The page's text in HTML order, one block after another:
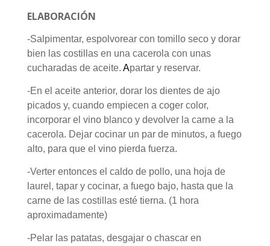
ELABORACIÓN
-Salpimentar, espolvorear con tomillo seco y dorar
bien las costillas en una cacerola con unas
cucharadas de aceite. Apartar y reservar.
-En el aceite anterior, dorar los dientes de ajo
picados y, cuando empiecen a coger color,
incorporar el vino blanco y devolver la carne a la
cacerola. Dejar cocinar un par de minutos, a fuego
alto, para que el vino pierda fuerza.
-Verter entonces el caldo de pollo, una hoja de
laurel, tapar y cocinar, a fuego bajo, hasta que la
carne de las costillas esté tierna. (1 hora
aproximadamente)
-Pelar las patatas, desgajar o chascar en